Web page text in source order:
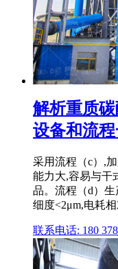
解析重质
设备和流
采用流程（c）,
能力大,容易与干
品。流程（d）
细度<2μm,电耗
联系电话: 180